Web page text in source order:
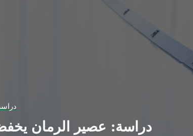
دراسة: عصير الرمان يخفض